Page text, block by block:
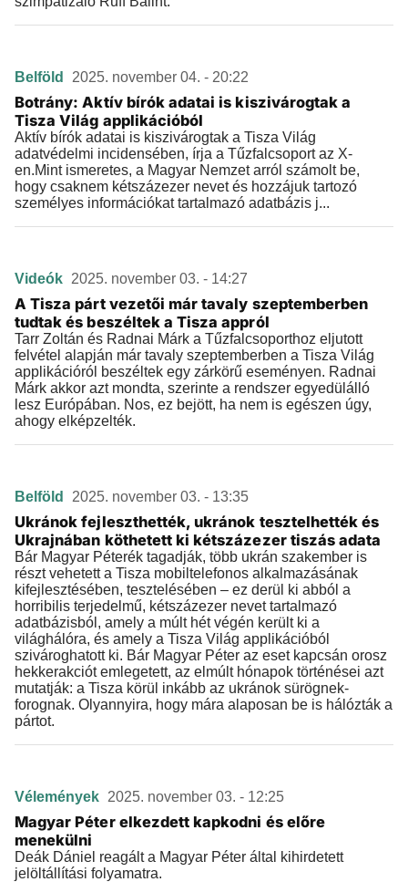
Belföld 2025. november 04. - 20:22
Botrány: Aktív bírók adatai is kiszivárogtak a
Tisza Világ applikációból
Aktív bírók adatai is kiszivárogtak a Tisza Világ
adatvédelmi incidensében, írja a Tűzfalcsoport az X-
en.Mint ismeretes, a Magyar Nemzet arról számolt be,
hogy csaknem kétszázezer nevet és hozzájuk tartozó
személyes információkat tartalmazó adatbázis j...
Videók 2025. november 03. - 14:27
A Tisza párt vezetői már tavaly szeptemberben
tudtak és beszéltek a Tisza appról
Tarr Zoltán és Radnai Márk a Tűzfalcsoporthoz eljutott
felvétel alapján már tavaly szeptemberben a Tisza Világ
applikációról beszéltek egy zárkörű eseményen. Radnai
Márk akkor azt mondta, szerinte a rendszer egyedülálló
lesz Európában. Nos, ez bejött, ha nem is egészen úgy,
ahogy elképzelték.
Belföld 2025. november 03. - 13:35
Ukránok fejleszthették, ukránok tesztelhették és
Ukrajnában köthetett ki kétszázezer tiszás adata
Bár Magyar Péterék tagadják, több ukrán szakember is
részt vehetett a Tisza mobiltelefonos alkalmazásának
kifejlesztésében, tesztelésében – ez derül ki abból a
horribilis terjedelmű, kétszázezer nevet tartalmazó
adatbázisból, amely a múlt hét végén került ki a
világhálóra, és amely a Tisza Világ applikációból
szivároghatott ki. Bár Magyar Péter az eset kapcsán orosz
hekkerakciót emlegetett, az elmúlt hónapok történései azt
mutatják: a Tisza körül inkább az ukránok sürögnek-
forognak. Olyannyira, hogy mára alaposan be is hálózták a
pártot.
Vélemények 2025. november 03. - 12:25
Magyar Péter elkezdett kapkodni és előre
menekülni
Deák Dániel reagált a Magyar Péter által kihirdetett
jelöltállítási folyamatra.